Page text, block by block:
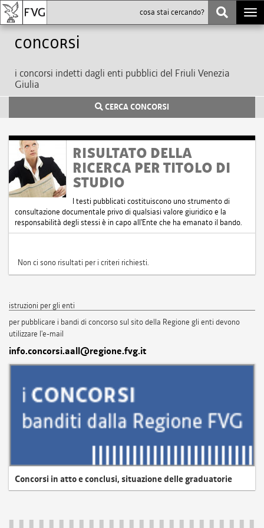
Concorsi
i concorsi indetti dagli enti pubblici del Friuli Venezia
Giulia
CERCA CONCORSI
RISULTATO DELLA
RICERCA PER TITOLO DI
STUDIO
I testi pubblicati costituiscono uno strumento di
consultazione documentale privo di qualsiasi valore giuridico e la
responsabilità degli stessi è in capo all'Ente che ha emanato il bando.
Non ci sono risultati per i criteri richiesti.
istruzioni per gli enti
per pubblicare i bandi di concorso sul sito della Regione gli enti devono
utilizzare l'e-mail
info.concorsi.aall@regione.fvg.it
Concorsi in atto e conclusi, situazione delle graduatorie